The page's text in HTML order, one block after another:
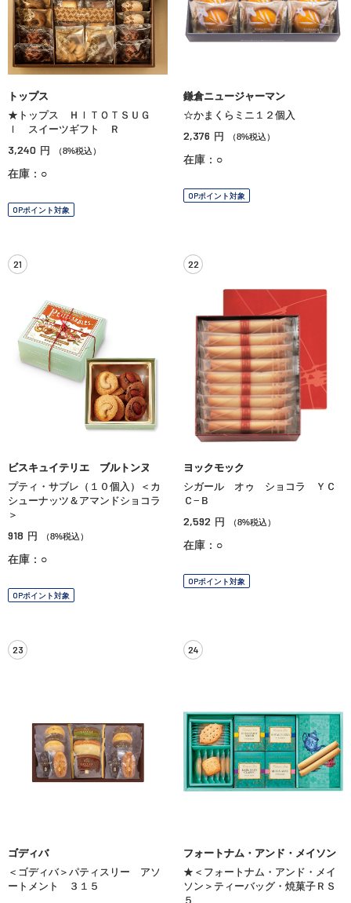
トップス
★トップス ＨＩＴＯＴＳＵＧ
Ｉ スイーツギフト Ｒ
3,240 円 （8%税込）
在庫：○
OPポイント対象
鎌倉ニュージャーマン
☆かまくらミニ１２個入
2,376 円 （8%税込）
在庫：○
OPポイント対象
21
ビスキュイテリエ ブルトンヌ
プティ・サブレ（１０個入）＜カ
シューナッツ＆アマンドショコラ
＞
918 円 （8%税込）
在庫：○
OPポイント対象
22
ヨックモック
シガール オゥ ショコラ ＹＣ
Ｃ−Ｂ
2,592 円 （8%税込）
在庫：○
OPポイント対象
23
ゴディバ
＜ゴディバ＞パティスリー アソ
ートメント ３１５
24
フォートナム・アンド・メイソン
★＜フォートナム・アンド・メイ
ソン＞ティーバッグ・焼菓子ＲＳ
５